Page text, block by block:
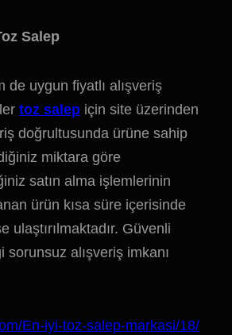
Salep
de uygun fiyatlı alışveriş
toz salep için site üzerinden
doğrultusunda ürüne sahip
miktara göre
satın alma işlemlerinin
ürün kısa süre içerisinde
ulaştırılmaktadır. Güvenli
sorunsuz alışveriş imkanı
En-iyi-toz-salep-markasi/18/